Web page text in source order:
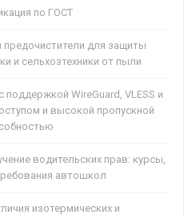
по ГОСТ
для защиты
и сельхозтехники от пыли
поддержкой WireGuard, VLESS и
и высокой пропускной
водительских прав: курсы,
автошкол
изотермических и